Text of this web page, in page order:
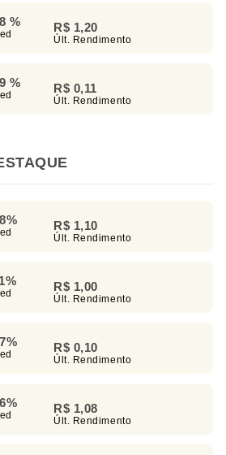
% R$ 1,20
Últ. Rendimento
% R$ 0,11
Últ. Rendimento
R$ 1,10
Últ. Rendimento
R$ 1,00
Últ. Rendimento
R$ 0,10
Últ. Rendimento
R$ 1,08
Últ. Rendimento